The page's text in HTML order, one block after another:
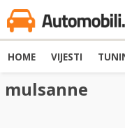
HOME VIJESTI
mulsanne